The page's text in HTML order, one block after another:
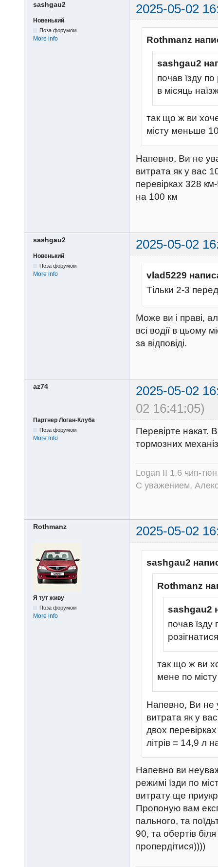
sashgau2 2025-05-02
Новенький
Поза форумом
More info Rothmanz
sashgau2
почав їзду
в місяць
так що ж ви
місту меньше
Напевно, Ви не
витрата як у вас
перевірках 328
на 100 км
sashgau2 2025-05-02
Новенький
Поза форумом
More info
vlad5229
Тільки 2-3
Може ви і праві,
всі водії в цьому
за відповіді.
az74
2025-05-02
02 16:41:05)
Партнер Логан-Клуба
Поза форумом
More info
Перевірте накат.
тормозних
Logan II 1,6 чип-
С уважением,
Rothmanz 2025-05-02
Я тут живу
Поза форумом
More info
sashgau2
Rothmanz
sashgau2
почав
так що ж ви
мене по
Напевно, Ви не
витрата як у
двох
літрів = 14,9 л
Напевно ви
режимі їзди по
витрату ще
Пропоную вам
пального, та
90, та обертів
пропердітися))))